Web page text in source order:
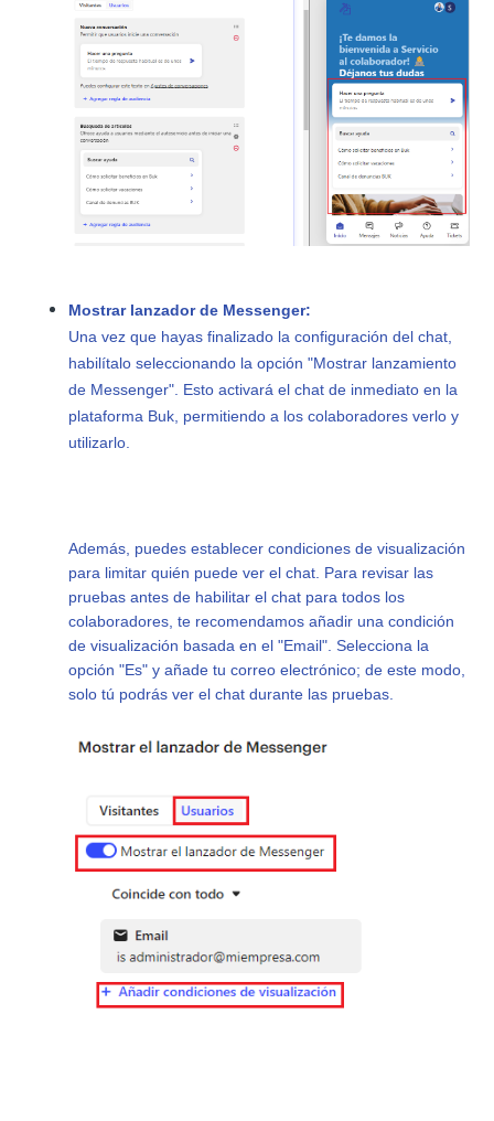
Mostrar lanzador de Messenger:
Una vez que hayas finalizado la configuración del chat,
habilítalo seleccionando la opción "Mostrar lanzamiento
de Messenger". Esto activará el chat de inmediato en la
plataforma Buk, permitiendo a los colaboradores verlo y
utilizarlo.
Además, puedes establecer condiciones de visualización
para limitar quién puede ver el chat. Para revisar las
pruebas antes de habilitar el chat para todos los
colaboradores, te recomendamos añadir una condición
de visualización basada en el "Email". Selecciona la
opción "Es" y añade tu correo electrónico; de este modo,
solo tú podrás ver el chat durante las pruebas.